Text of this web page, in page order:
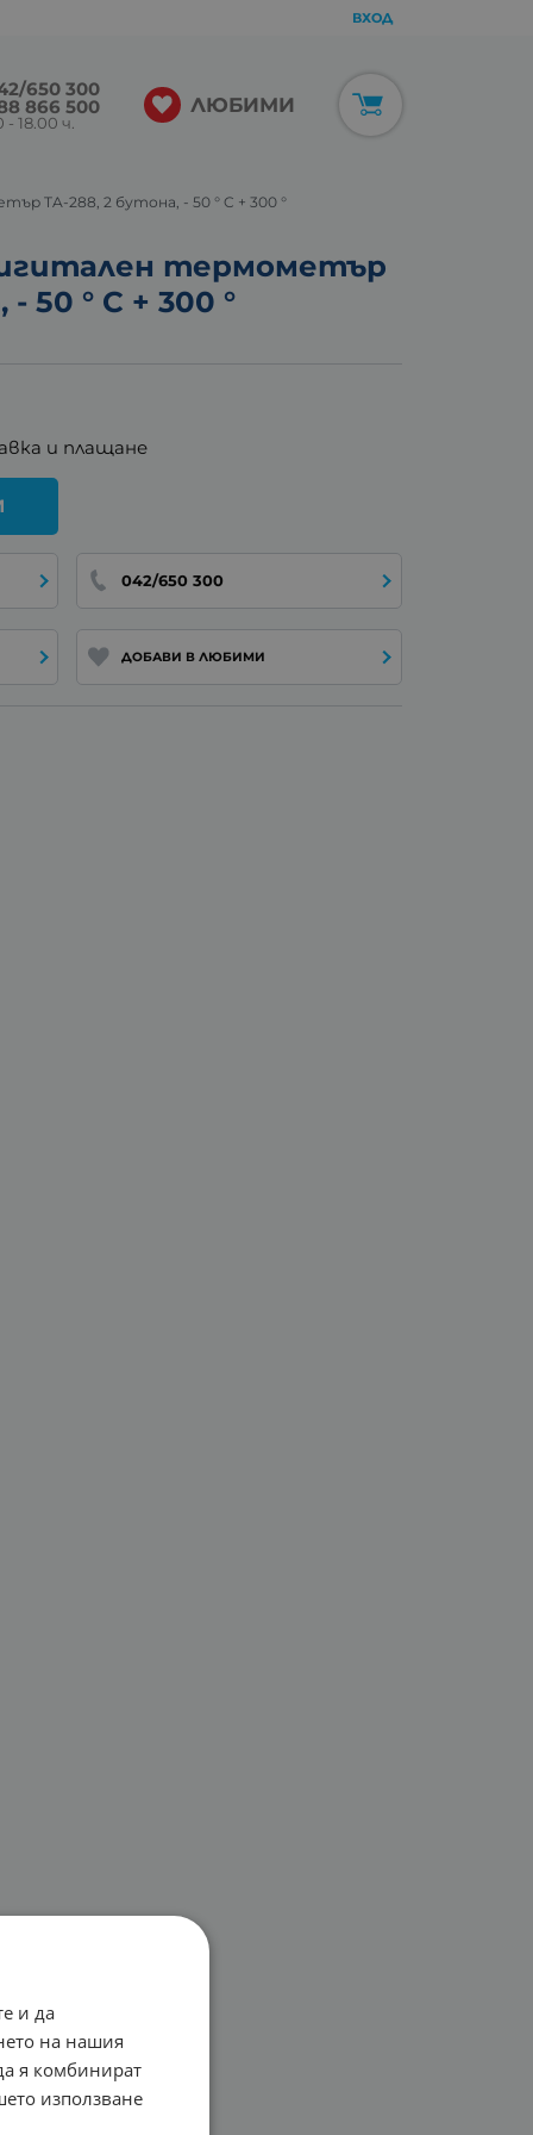
ВХОД
650 300
866 500
- 18.00 ч.
ЛЮБИМИ
TA-288, 2 бутона, - 50 ° C + 300 °
термометър
50 ° C + 300 °
и плащане
042/650 300
ДОБАВИ В ЛЮБИМИ
и да
на нашия
я комбинират
използване